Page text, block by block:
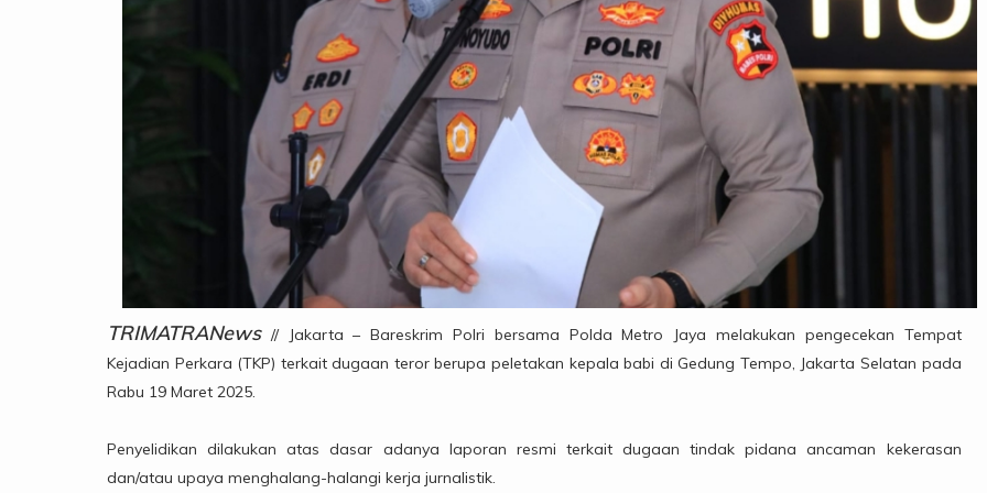
TRIMATRANews// Jakarta – Bareskrim Polri bersama Polda Metro Jaya melakukan pengecekan Tempat
Kejadian Perkara (TKP) terkait dugaan teror berupa peletakan kepala babi di Gedung Tempo, Jakarta Selatan pada
Rabu 19 Maret 2025.
Penyelidikan dilakukan atas dasar adanya laporan resmi terkait dugaan tindak pidana ancaman kekerasan
dan/atau upaya menghalang-halangi kerja jurnalistik.